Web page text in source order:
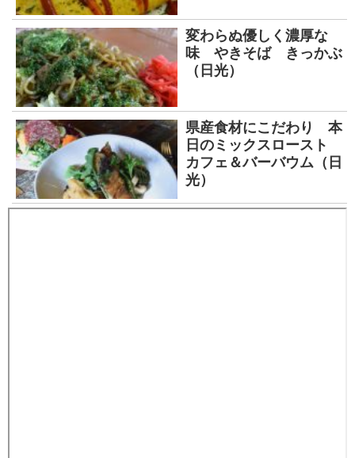
変わらぬ優しく濃厚な
味 やきそば きっかぶ
（日光）
県産食材にこだわり 本
日のミックスロースト
カフェ＆バーバウム（日
光）